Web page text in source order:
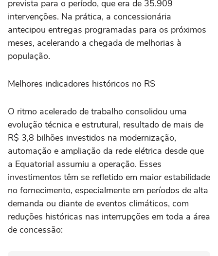
prevista para o período, que era de 35.909
intervenções. Na prática, a concessionária
antecipou entregas programadas para os próximos
meses, acelerando a chegada de melhorias à
população.
Melhores indicadores históricos no RS
O ritmo acelerado de trabalho consolidou uma
evolução técnica e estrutural, resultado de mais de
R$ 3,8 bilhões investidos na modernização,
automação e ampliação da rede elétrica desde que
a Equatorial assumiu a operação. Esses
investimentos têm se refletido em maior estabilidade
no fornecimento, especialmente em períodos de alta
demanda ou diante de eventos climáticos, com
reduções históricas nas interrupções em toda a área
de concessão: